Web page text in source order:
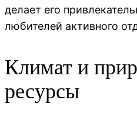
делает его
любителей активного
Климат и
ресурсы